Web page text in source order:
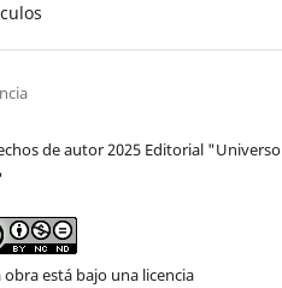
de autor 2025 Editorial "Universo
obra está bajo una licencia